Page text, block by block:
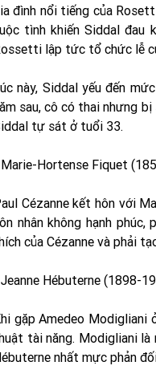
đình nổi tiếng của
tình khiến Siddal đau
lập tức tổ chức lễ
này, Siddal yếu đến
sau, cô có thai nhưng
tự sát ở tuổi 33.
Hortense Fiquet
Cézanne kết hôn với
nhân không hạnh
của Cézanne và phải
Hébuterne (1898-
gặp Amedeo Modigliani
tài năng. Modigliani là
nhất mực phản